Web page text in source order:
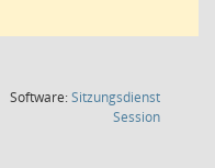
Software:Sitzungsdienst
Session(Wird in